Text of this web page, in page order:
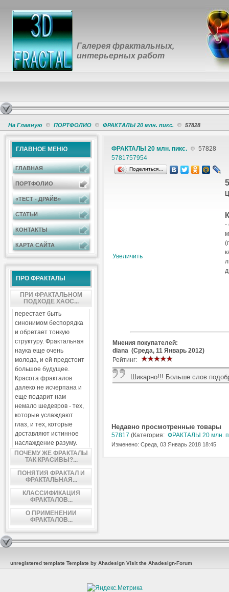
Галерея фрактальных,
интерьерных работ
На Главную ПОРТФОЛИО ФРАКТАЛЫ 20 млн. пикс. 57828
ГЛАВНОЕ МЕНЮ
ГЛАВНАЯ
ПОРТФОЛИО
«ТЕСТ - ДРАЙВ»
СТАТЬИ
КОНТАКТЫ
КАРТА САЙТА
ПРО ФРАКТАЛЫ
ПРИ ФРАКТАЛЬНОМ
ПОДХОДЕ ХАОС...
перестает быть
синонимом беспорядка
и обретает тонкую
структуру. Фрактальная
наука еще очень
молода, и ей предстоит
большое будущее.
Красота фракталов
далеко не исчерпана и
еще подарит нам
немало шедевров - тех,
которые услаждают
глаз, и тех, которые
доставляют истинное
наслаждение разуму.
ПОЧЕМУ ЖЕ ФРАКТАЛЫ
ТАК КРАСИВЫ?...
ПОНЯТИЯ ФРАКТАЛ И
ФРАКТАЛЬНАЯ...
КЛАССИФИКАЦИЯ
ФРАКТАЛОВ...
О ПРИМЕНЕНИИ
ФРАКТАЛОВ...
ФРАКТАЛЫ 20 млн. пикс.
57828
5781757954
Поделиться…
Увеличить
-
Мнения покупателей:
diana (Среда, 11 Январь 2012)
Рейтинг:
Шикарно!!! Больше слов
Недавно просмотренные товары
57817 (Категория: ФРАКТАЛЫ 20 млн.
Изменено: Среда, 03 Январь 2018 18:45
unregistered template Template by Ahadesign Visit the Ahadesign-Forum